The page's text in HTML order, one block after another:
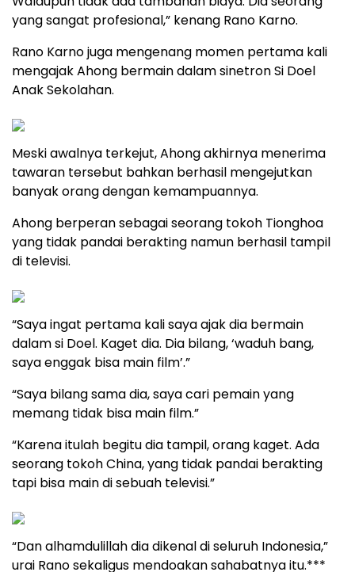
yang sangat profesional,” kenang Rano Karno.
Rano Karno juga mengenang momen pertama kali
mengajak Ahong bermain dalam sinetron Si Doel
Anak Sekolahan.
Meski awalnya terkejut, Ahong akhirnya menerima
tawaran tersebut bahkan berhasil mengejutkan
banyak orang dengan kemampuannya.
Ahong berperan sebagai seorang tokoh Tionghoa
yang tidak pandai berakting namun berhasil tampil
di televisi.
“Saya ingat pertama kali saya ajak dia bermain
dalam si Doel. Kaget dia. Dia bilang, ‘waduh bang,
saya enggak bisa main film’.”
“Saya bilang sama dia, saya cari pemain yang
memang tidak bisa main film.”
“Karena itulah begitu dia tampil, orang kaget. Ada
seorang tokoh China, yang tidak pandai berakting
tapi bisa main di sebuah televisi.”
“Dan alhamdulillah dia dikenal di seluruh Indonesia,”
urai Rano sekaligus mendoakan sahabatnya itu.***